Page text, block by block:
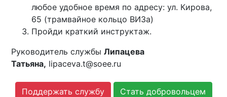
любое удобное время по адресу: ул. Кирова,
65 (трамвайное кольцо ВИЗа)
Пройди краткий инструктаж.
Руководитель службыЛипацева
Татьяна, lipaceva.t@soee.ru
Поддержать службу Стать добровольцем